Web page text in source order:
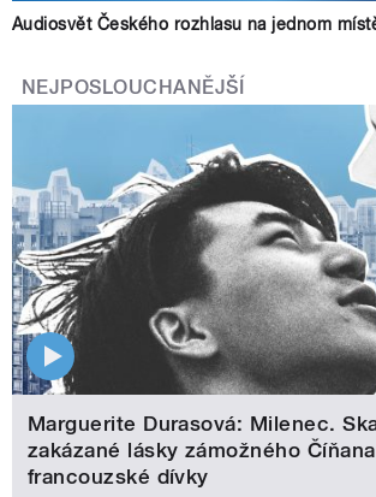
Audiosvět Českého rozhlasu na jednom
NEJPOSLOUCHANĚJŠÍ
Marguerite Durasová: Milenec.
zakázané lásky zámožného
francouzské dívky